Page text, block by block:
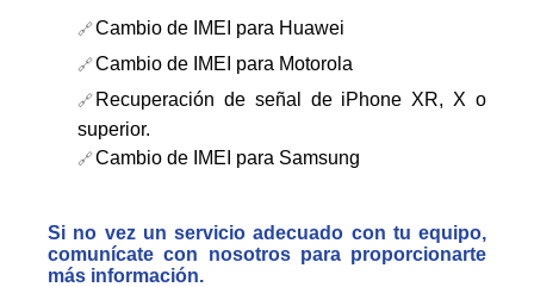
Cambio de IMEI para Huawei
Cambio de IMEI para Motorola
Recuperación de señal de iPhone XR, X o
superior.
Cambio de IMEI para Samsung
Si no vez un servicio adecuado con tu equipo,
comunícate con nosotros para proporcionarte
más información.